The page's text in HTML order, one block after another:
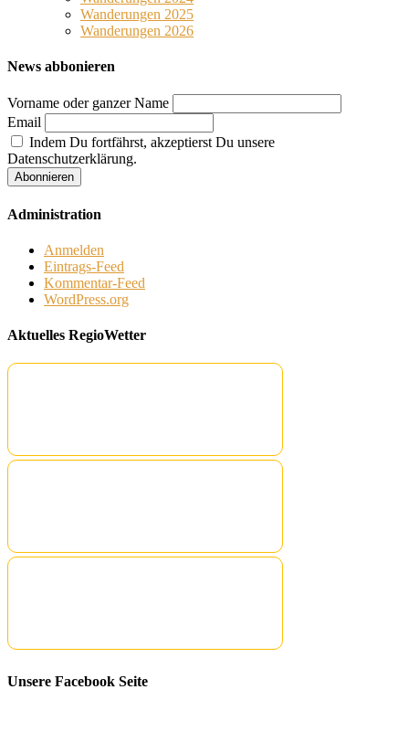
Wanderungen 2025
Wanderungen 2026
News abbonieren
Vorname oder ganzer Name
Email
Indem Du fortfährst, akzeptierst Du unsere
Datenschutzerklärung.
Administration
Anmelden
Eintrags-Feed
Kommentar-Feed
WordPress.org
Aktuelles RegioWetter
Unsere Facebook Seite